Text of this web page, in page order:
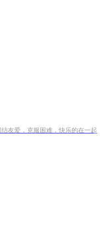
友爱，克服困难，快乐的在一起